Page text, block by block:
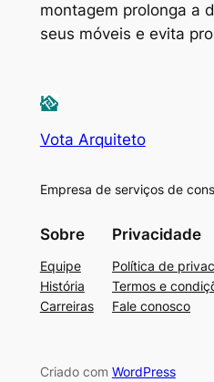
montagem prolonga a
seus móveis e evita
Vota Arquiteto
Empresa de serviços de
Sobre
Equipe
História
Carreiras
Privacidade
Política de
Termos e
Fale conosco
Criado com WordPress